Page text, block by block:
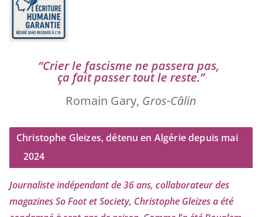
“Crier le fas­cisme ne pas­se­ra pas,
ça fait pas­ser tout le reste.”
Romain Gary, Gros-Câlin
Christophe Gleizes, détenu en Algérie depuis mai
2024
Journaliste indé­pen­dant de36ans, col­la­bo­ra­teur des
maga­zines So Foot et Society, Christophe Gleizesa été